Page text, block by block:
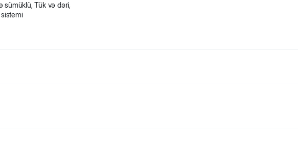
sümüklü, Tük və dəri,